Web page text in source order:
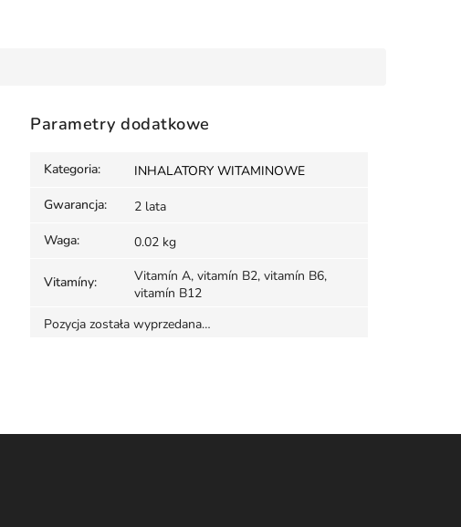
Parametry dodatkowe
Kategoria:
INHALATORY WITAMINOWE
Gwarancja:
2 lata
Waga: 0.02 kg
Vitamíny:
Vitamín A, vitamín B2, vitamín B6,
vitamín B12
Pozycja została wyprzedana…